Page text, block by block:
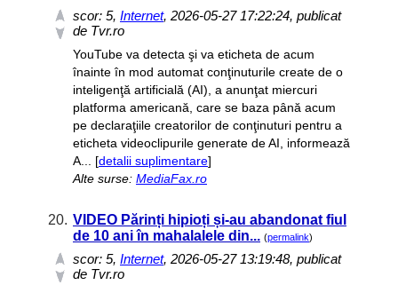
scor: 5, Internet, 2026-05-27 17:22:24, publicat
de Tvr.ro
YouTube va detecta şi va eticheta de acum
înainte în mod automat conţinuturile create de o
inteligenţă artificială (AI), a anunţat miercuri
platforma americană, care se baza până acum
pe declaraţiile creatorilor de conţinuturi pentru a
eticheta videoclipurile generate de AI, informează
A... [detalii suplimentare]
Alte surse: MediaFax.ro
20. VIDEO Părinți hipioți și-au abandonat fiul
de 10 ani în mahalalele din... (permalink)
scor: 5, Internet, 2026-05-27 13:19:48, publicat
de Tvr.ro